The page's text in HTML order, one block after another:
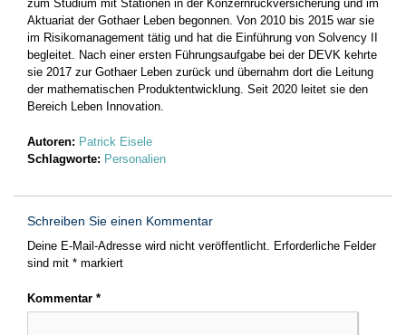
zum Studium mit Stationen in der Konzernrückversicherung und im
Aktuariat der Gothaer Leben begonnen. Von 2010 bis 2015 war sie
im Risikomanagement tätig und hat die Einführung von Solvency II
begleitet. Nach einer ersten Führungsaufgabe bei der DEVK kehrte
sie 2017 zur Gothaer Leben zurück und übernahm dort die Leitung
der mathematischen Produktentwicklung. Seit 2020 leitet sie den
Bereich Leben Innovation.
Autoren: Patrick Eisele
Schlagworte: Personalien
Schreiben Sie einen Kommentar
Deine E-Mail-Adresse wird nicht veröffentlicht. Erforderliche Felder
sind mit * markiert
Kommentar *